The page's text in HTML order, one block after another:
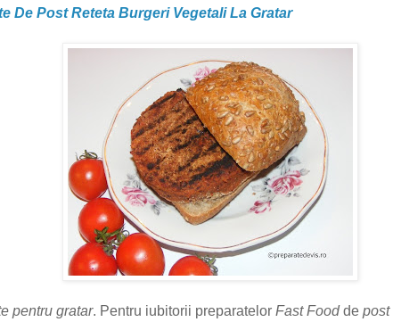
De Post Reteta Burgeri Vegetali La Gratar
pentru gratar. Pentru iubitorii preparatelor Fast Food de post